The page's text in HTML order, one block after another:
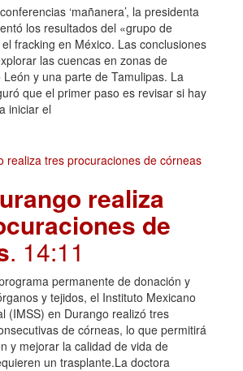
‘mañanera’, la presidenta
los resultados del «grupo de
fracking en México. Las conclusiones
las cuencas en zonas de
y una parte de Tamulipas. La
que el primer paso es revisar si hay
iniciar el
realiza
de
. 14:11
permanente de donación y
y tejidos, el Instituto Mexicano
(IMSS) en Durango realizó tres
de córneas, lo que permitirá
y mejorar la calidad de vida de
un trasplante.La doctora